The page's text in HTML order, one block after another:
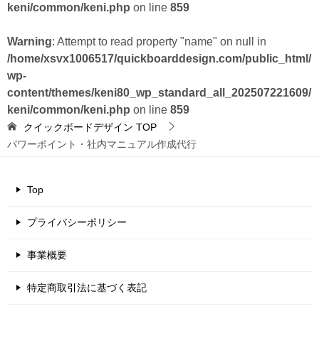
keni/common/keni.php on line 859
Warning: Attempt to read property "name" on null in
/home/xsvx1006517/quickboarddesign.com/public_html/
wp-
content/themes/keni80_wp_standard_all_202507221609/
keni/common/keni.php on line 859
クイックボードデザイン TOP
パワーポイント・社内マニュアル作成代行
Top
プライバシーポリシー
事業概要
特定商取引法に基づく表記